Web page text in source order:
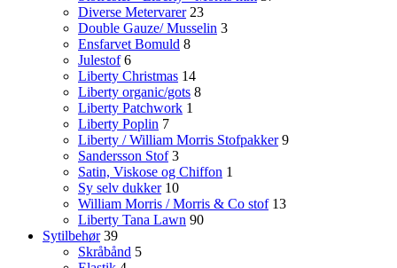
Diverse Metervarer 23
Double Gauze/ Musselin 3
Ensfarvet Bomuld 8
Julestof 6
Liberty Christmas 14
Liberty organic/gots 8
Liberty Patchwork 1
Liberty Poplin 7
Liberty / William Morris Stofpakker 9
Sandersson Stof 3
Satin, Viskose og Chiffon 1
Sy selv dukker 10
William Morris / Morris & Co stof 13
Liberty Tana Lawn 90
Sytilbehør 39
Skråbånd 5